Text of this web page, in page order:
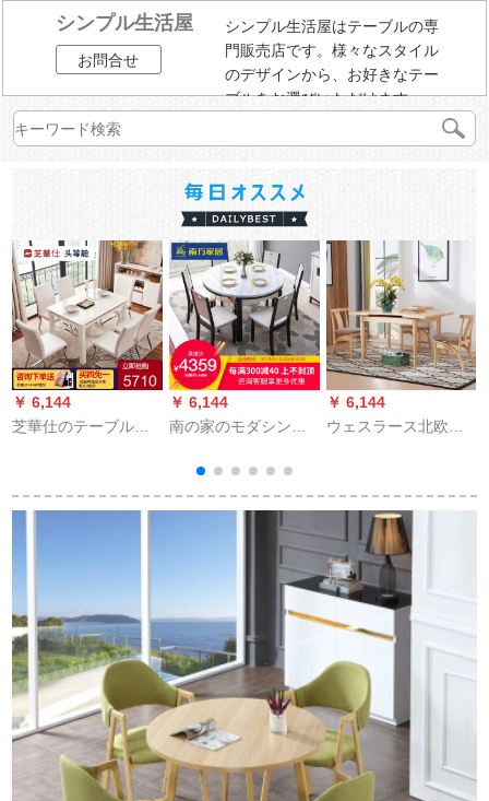
シンプル生活屋
お問合せ
シンプル生活屋はテーブルの専
門販売店です。様々なスタイル
のデザインから、お好きなテー
ブルをお選びいただけます。
￥ 6,144
芝華仕のテーブルと
す。テーブルは1509-
￥ 6,144
南の家のモダシンプ
の大理石テーブルセ
ットレストラン北欧
飯台一つ六椅子【石
￥ 6,144
ウェスラース北欧の
合わせは、新しい中
国式のホワイトワッ
クスレストランのテ
ーブルが多機能で
す。テーブルと椅子
が四つあります。